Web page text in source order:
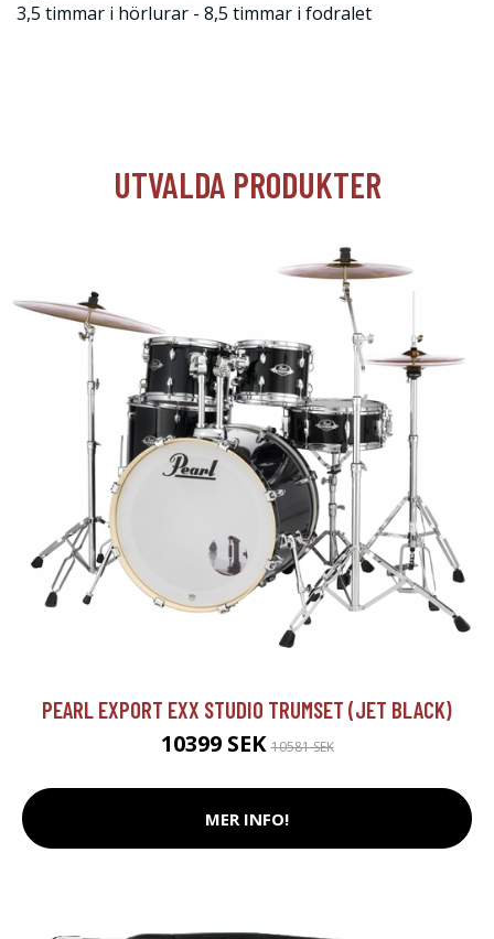
3,5 timmar i hörlurar - 8,5 timmar i fodralet
UTVALDA PRODUKTER
PEARL EXPORT EXX STUDIO TRUMSET (JET BLACK)
10399 SEK10581 SEK
MER INFO!